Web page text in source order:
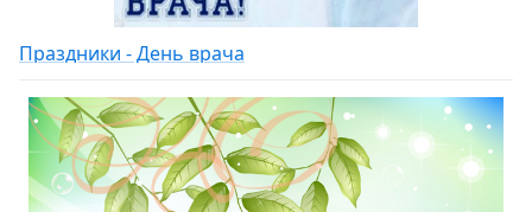
Праздники - День врача